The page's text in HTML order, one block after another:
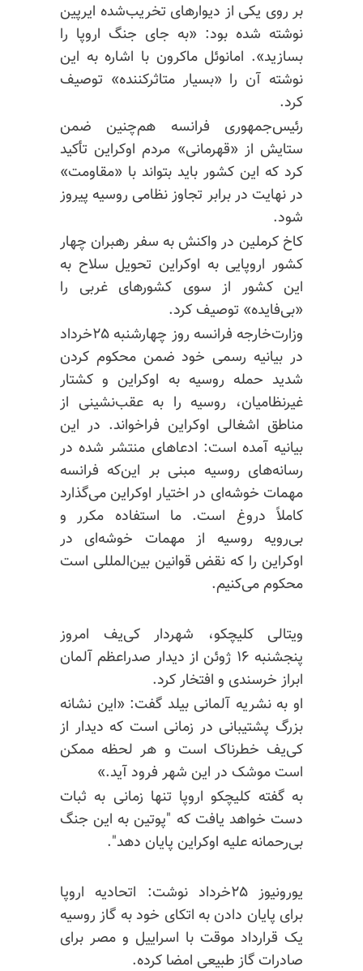
بر روی یکی از دیوارهای تخریب‌شده ایرپین
نوشته شده بود: «به جای جنگ اروپا را
بسازید». امانوئل ماکرون با اشاره به این
نوشته آن را «بسیار متاثرکننده» توصیف
کرد.
رئیس‌جمهوری فرانسه هم‌چنین ضمن
ستایش از «قهرمانی» مردم اوکراین تأکید
کرد که این کشور باید بتواند با «مقاومت»
در نهایت در برابر تجاوز نظامی روسیه پیروز
شود.
کاخ کرملین در واکنش به سفر رهبران چهار
کشور اروپایی به اوکراین تحویل سلاح به
این کشور از سوی کشورهای غربی را
«بی‌فایده» توصیف کرد.
وزارت‌خارجه فرانسه روز چهارشنبه ۲۵خرداد
در بیانیه رسمی خود ضمن محکوم کردن
شدید حمله روسیه به اوکراین و کشتار
غیرنظامیان، روسیه را به عقب‌نشینی از
مناطق اشغالی اوکراین فراخواند. در این
بیانیه آمده است: ادعاهای منتشر شده در
رسانه‌های روسیه مبنی بر این‌که فرانسه
مهمات خوشه‌ای در اختیار اوکراین می‌گذارد
کاملاً دروغ است. ما استفاده مکرر و
بی‌رویه روسیه از مهمات خوشه‌ای در
اوکراین را که نقض قوانین بین‌المللی است
محکوم می‌کنیم.
ویتالی کلیچکو، شهردار کی‌یف امروز
پنجشنبه ۱۶ ژوئن از دیدار صدراعظم آلمان
ابراز خرسندی و افتخار کرد.
او به نشریه آلمانی بیلد گفت: «این نشانه
بزرگ پشتیبانی در زمانی است که دیدار از
کی‌یف خطرناک است و هر لحظه ممکن
است موشک در این شهر فرود آید.»
به گفته کلیچکو اروپا تنها زمانی به ثبات
دست خواهد یافت که "پوتین به این جنگ
بی‌رحمانه علیه اوکراین پایان دهد".
یورونیوز ۲۵خرداد نوشت:
اتحادیه اروپا
برای پایان دادن به اتکای خود به گاز روسیه
یک قرارداد موقت با اسراییل و مصر برای
صادرات گاز طبیعی امضا کرده.